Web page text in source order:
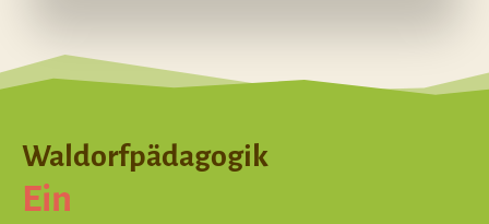
Ein
Waldorfpädagogik